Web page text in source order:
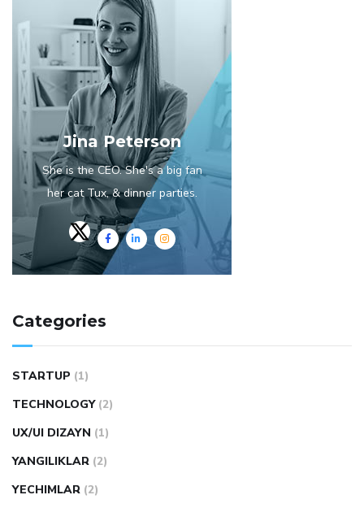
Jina Peterson
She is the CEO. She's a big fan
her cat Tux, & dinner parties.
Categories
STARTUP (1)
TECHNOLOGY (2)
UX/UI DIZAYN (1)
YANGILIKLAR (2)
YECHIMLAR (2)